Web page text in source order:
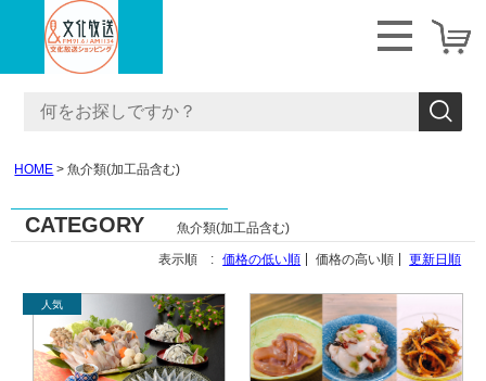
HOME 魚介類(加工品含む)
CATEGORY 魚介類(加工品含む)
表示順 : 価格の低い順 価格の高い順 更新日順